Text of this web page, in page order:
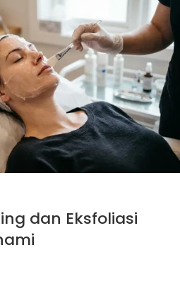
dan Eksfoliasi